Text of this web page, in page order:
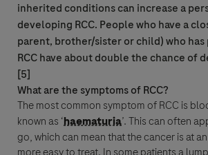
inherited conditions can increase a
developing RCC. People who have a
parent, brother/sister or child) who
RCChave about double the chance of
[5]
What are the symptoms ofRCC?
The most common symptom ofRCC is
known as ‘haematuria’. This can often
go, which can mean that thecanceris at
Bitte beachten Sie: Diese Formular ist nicht für die
Nebenwirkungen von Roche Produkten bestimmt.
Nebenwirkungen an die Roche Pharma AG
grenzach.drug_safety@roche.comoder Fax +49
Ich bin damit einverstanden, dass meine
Beantwortung meiner Anfrage
Übereinstimmung mit den Roche-
Datenschutzbestimmungen für